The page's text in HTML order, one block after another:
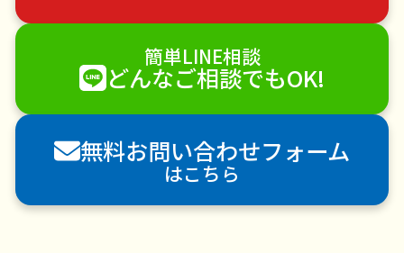
簡単LINE相談
どんなご相談でもOK!
無料お問い合わせフォーム
はこちら